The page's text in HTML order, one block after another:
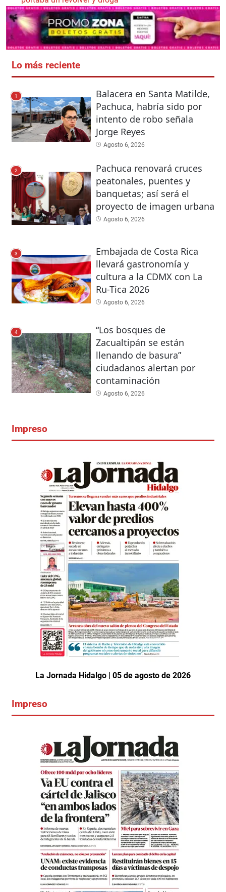
Lo más reciente
1
Balacera en Santa Matilde,
Pachuca, habría sido por
intento de robo señala
Jorge Reyes
Agosto 6, 2026
2
Pachuca renovará cruces
peatonales, puentes y
banquetas; así será el
proyecto de imagen urbana
Agosto 6, 2026
3
Embajada de Costa Rica
llevará gastronomía y
cultura a la CDMX con La
Ru-Tica 2026
Agosto 6, 2026
4
“Los bosques de
Zacualtipán se están
llenando de basura”
ciudadanos alertan por
contaminación
Agosto 6, 2026
Impreso
La Jornada Hidalgo | 05 de agosto de 2026
Impreso